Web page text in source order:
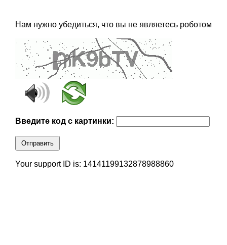
Нам нужно убедиться, что вы не являетесь роботом
Введите код с картинки:
Отправить
Your support ID is: 14141199132878988860